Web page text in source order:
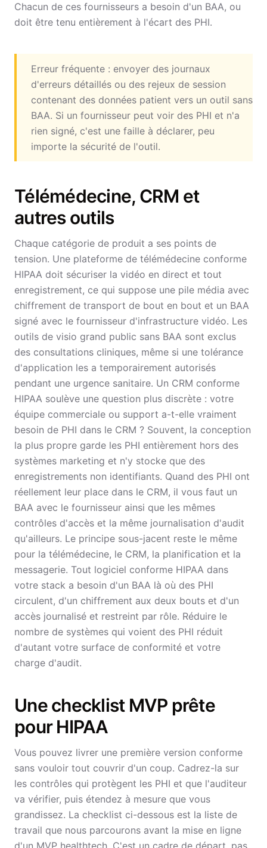
Chacun de ces fournisseurs a besoin d'un BAA, ou
doit être tenu entièrement à l'écart des PHI.
Erreur fréquente : envoyer des journaux
d'erreurs détaillés ou des rejeux de session
contenant des données patient vers un outil sans
BAA. Si un fournisseur peut voir des PHI et n'a
rien signé, c'est une faille à déclarer, peu
importe la sécurité de l'outil.
Télémédecine, CRM et
autres outils
Chaque catégorie de produit a ses points de
tension. Une plateforme de télémédecine conforme
HIPAA doit sécuriser la vidéo en direct et tout
enregistrement, ce qui suppose une pile média avec
chiffrement de transport de bout en bout et un BAA
signé avec le fournisseur d'infrastructure vidéo. Les
outils de visio grand public sans BAA sont exclus
des consultations cliniques, même si une tolérance
d'application les a temporairement autorisés
pendant une urgence sanitaire. Un CRM conforme
HIPAA soulève une question plus discrète : votre
équipe commerciale ou support a-t-elle vraiment
besoin de PHI dans le CRM ? Souvent, la conception
la plus propre garde les PHI entièrement hors des
systèmes marketing et n'y stocke que des
enregistrements non identifiants. Quand des PHI ont
réellement leur place dans le CRM, il vous faut un
BAA avec le fournisseur ainsi que les mêmes
contrôles d'accès et la même journalisation d'audit
qu'ailleurs. Le principe sous-jacent reste le même
pour la télémédecine, le CRM, la planification et la
messagerie. Tout logiciel conforme HIPAA dans
votre stack a besoin d'un BAA là où des PHI
circulent, d'un chiffrement aux deux bouts et d'un
accès journalisé et restreint par rôle. Réduire le
nombre de systèmes qui voient des PHI réduit
d'autant votre surface de conformité et votre
charge d'audit.
Une checklist MVP prête
pour HIPAA
Vous pouvez livrer une première version conforme
sans vouloir tout couvrir d'un coup. Cadrez-la sur
les contrôles qui protègent les PHI et que l'auditeur
va vérifier, puis étendez à mesure que vous
grandissez. La checklist ci-dessous est la liste de
travail que nous parcourons avant la mise en ligne
d'un MVP healthtech. C'est un cadre de départ, pas